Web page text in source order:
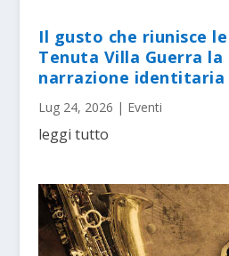
Il gusto che riunisce
Tenuta Villa Guerra
narrazione identitaria
Lug 24, 2026 | Eventi
leggi tutto